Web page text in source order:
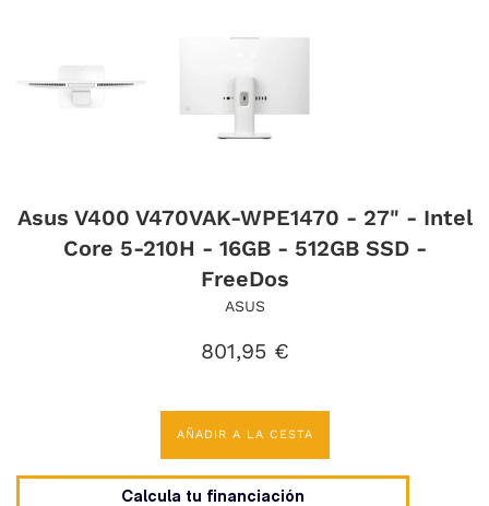
Asus V400 V470VAK-WPE1470 - 27" - Intel
Core 5-210H - 16GB - 512GB SSD -
FreeDos
ASUS
Precio
801,95 €
AÑADIR A LA CESTA